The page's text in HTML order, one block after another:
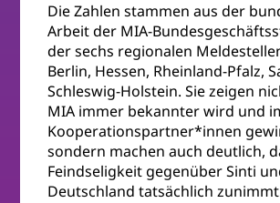
Die Zahlen stammen aus der
Arbeit der MIA-
der sechs regionalen
Berlin, Hessen, Rheinland-Pfalz,
Schleswig-Holstein. Sie zeigen
MIA immer bekannter wird und
Kooperationspartner*innen
sondern machen auch deutlich,
Feindseligkeit gegenüber Sinti
Deutschland tatsächlich